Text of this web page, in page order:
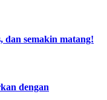
dan semakin matang!
dengan